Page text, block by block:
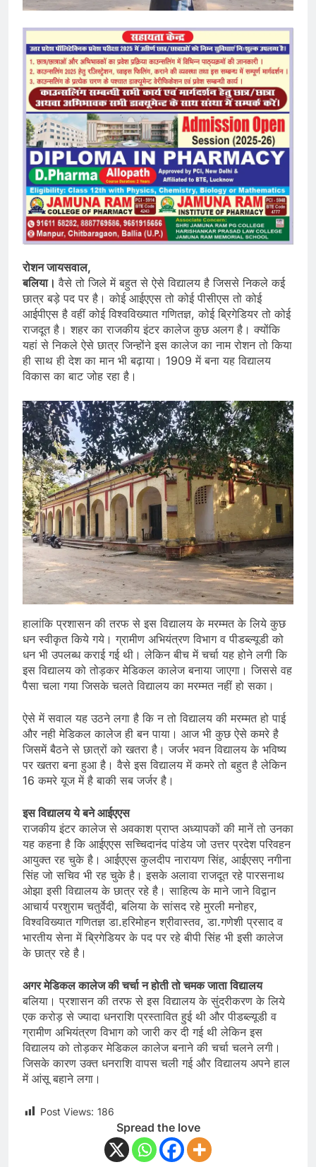
रोशन जायसवाल,
बलिया।वैसे तो जिले में बहुत से ऐसे विद्यालय है जिससे निकले कई
छात्र बड़े पद पर है। कोई आईएएस तो कोई पीसीएस तो कोई
आईपीएस है वहीं कोई विश्वविख्यात गणितज्ञ, कोई ब्रिगेडियर तो कोई
राजदूत है। शहर का राजकीय इंटर कालेज कुछ अलग है। क्योंकि
यहां से निकले ऐसे छात्र जिन्होंने इस कालेज का नाम रोशन तो किया
ही साथ ही देश का मान भी बढ़ाया। 1909 में बना यह विद्यालय
विकास का बाट जोह रहा है।
हालांकि प्रशासन की तरफ से इस विद्यालय के मरम्मत के लिये कुछ
धन स्वीकृत किये गये। ग्रामीण अभियंत्रण विभाग व पीडब्ल्यूडी को
धन भी उपलब्ध कराई गई थी। लेकिन बीच में चर्चा यह होने लगी कि
इस विद्यालय को तोड़कर मेडिकल कालेज बनाया जाएगा। जिससे वह
पैसा चला गया जिसके चलते विद्यालय का मरम्मत नहीं हो सका।
ऐसे में सवाल यह उठने लगा है कि न तो विद्यालय की मरम्मत हो पाई
और नही मेडिकल कालेज ही बन पाया। आज भी कुछ ऐसे कमरे है
जिसमें बैठने से छात्रों को खतरा है। जर्जर भवन विद्यालय के भविष्य
पर खतरा बना हुआ है। वैसे इस विद्यालय में कमरे तो बहुत है लेकिन
16 कमरे यूज में है बाकी सब जर्जर है।
इस विद्यालय ये बने आईएएस
राजकीय इंटर कालेज से अवकाश प्राप्त अध्यापकों की मानें तो उनका
यह कहना है कि आईएएस सच्चिदानंद पांडेय जो उत्तर प्रदेश परिवहन
आयुक्त रह चुके है। आईएएस कुलदीप नारायण सिंह, आईएसए नगीना
सिंह जो सचिव भी रह चुके है। इसके अलावा राजदूत रहे पारसनाथ
ओझा इसी विद्यालय के छात्र रहे है। साहित्य के माने जाने विद्वान
आचार्य परशुराम चतुर्वेदी, बलिया के सांसद रहे मुरली मनोहर,
विश्वविख्यात गणितज्ञ डा.हरिमोहन श्रीवास्तव, डा.गणेशी प्रसाद व
भारतीय सेना में ब्रिगेडियर के पद पर रहे बीपी सिंह भी इसी कालेज
के छात्र रहे है।
अगर मेडिकल कालेज की चर्चा न होती तो चमक जाता विद्यालय
बलिया। प्रशासन की तरफ से इस विद्यालय के सुंदरीकरण के लिये
एक करोड़ से ज्यादा धनराशि प्रस्तावित हुई थी और पीडब्ल्यूडी व
ग्रामीण अभियंत्रण विभाग को जारी कर दी गई थी लेकिन इस
विद्यालय को तोड़कर मेडिकल कालेज बनाने की चर्चा चलने लगी।
जिसके कारण उक्त धनराशि वापस चली गई और विद्यालय अपने हाल
में आंसू बहाने लगा।
Post Views: 186
Spread the love